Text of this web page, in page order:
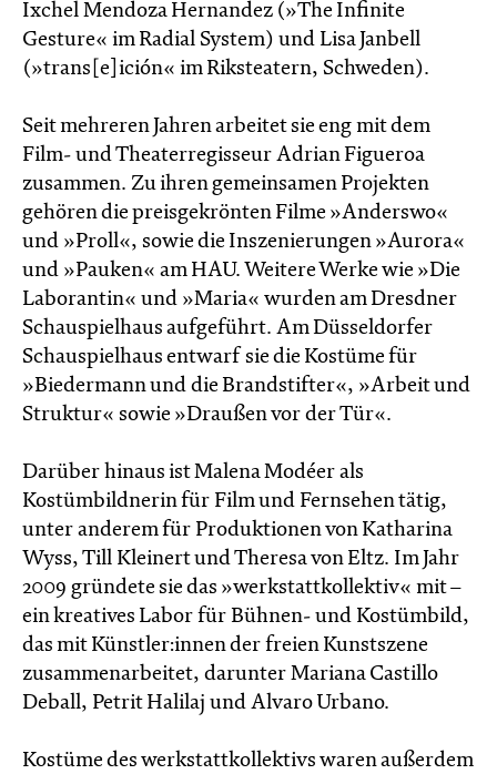
Ixchel Mendoza Hernandez (»The Infinite
Gesture« im Radial System) und Lisa Janbell
(»trans[e]ición« im Riksteatern, Schweden).
Seit mehreren Jahren arbeitet sie eng mit dem
Film- und Theaterregisseur Adrian Figueroa
zusammen. Zu ihren gemeinsamen Projekten
gehören die preisgekrönten Filme »Anderswo«
und »Proll«, sowie die Inszenierungen »Aurora«
und »Pauken« am HAU. Weitere Werke wie »Die
Laborantin« und »Maria« wurden am Dresdner
Schauspielhaus aufgeführt. Am Düsseldorfer
Schauspielhaus entwarf sie die Kostüme für
»Biedermann und die Brandstifter«, »Arbeit und
Struktur« sowie »Draußen vor der Tür«.
Darüber hinaus ist Malena Modéer als
Kostümbildnerin für Film und Fernsehen tätig,
unter anderem für Produktionen von Katharina
Wyss, Till Kleinert und Theresa von Eltz. Im Jahr
2009 gründete sie das »werkstattkollektiv« mit –
ein kreatives Labor für Bühnen- und Kostümbild,
das mit Künstler:innen der freien Kunstszene
zusammenarbeitet, darunter Mariana Castillo
Deball, Petrit Halilaj und Alvaro Urbano.
Kostüme des werkstattkollektivs waren außerdem